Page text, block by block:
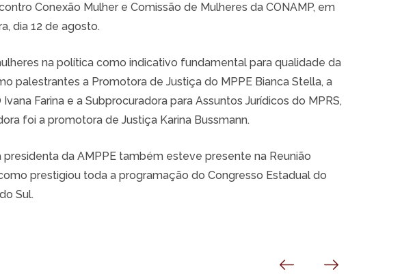
Conexão Mulher e Comissão de Mulheres da CONAMP, em
dia 12 de agosto.
na política como indicativo fundamental para qualidade da
palestrantes a Promotora de Justiça do MPPE Bianca Stella, a
Farina e a Subprocuradora para Assuntos Jurídicos do MPRS,
foi a promotora de Justiça Karina Bussmann.
da AMPPE também esteve presente na Reunião
prestigiou toda a programação do Congresso Estadual do
Sul.